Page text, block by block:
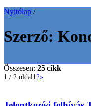
Nyitólap /
Szerző:
Összesen: 25 cikk
1 / 2 oldal12»